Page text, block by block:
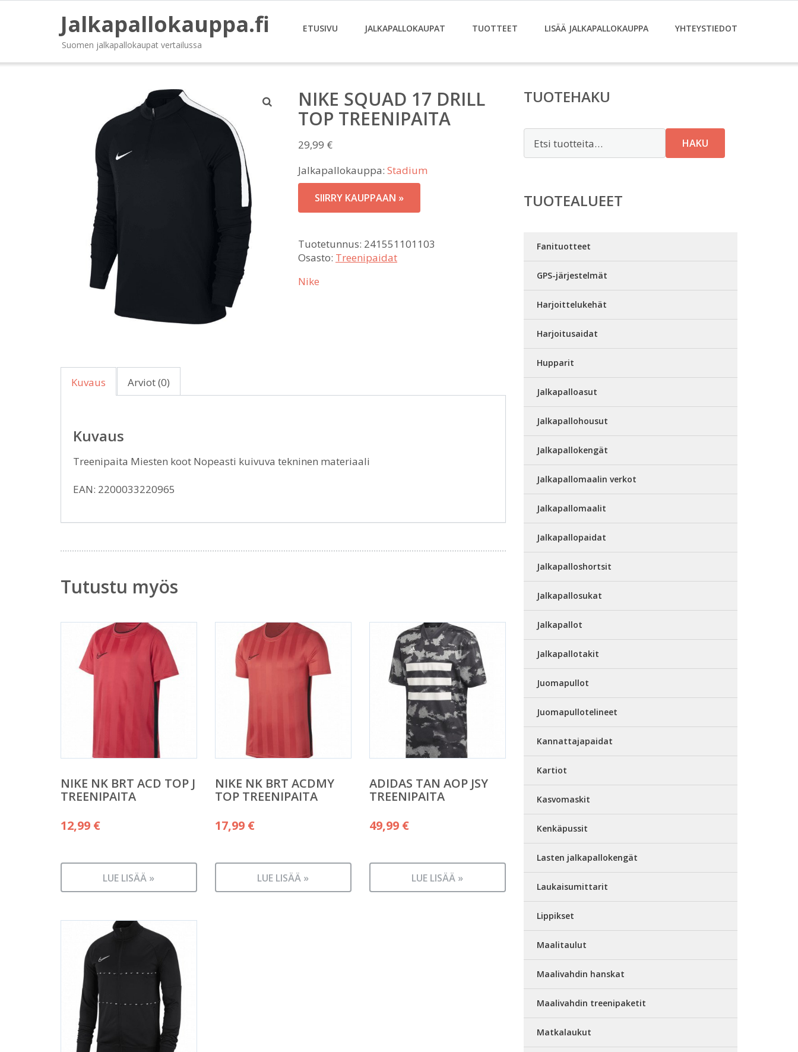
Jalkapallokauppa.fi
Suomen jalkapallokaupat vertailussa
ETUSIVU JALKAPALLOKAUPAT TUOTTEET LISÄÄ JALKAPALLOKAUPPA YHTEYSTIEDOT
NIKE SQUAD 17 DRILL
TOP TREENIPAITA
29,99 €
Jalkapallokauppa: Stadium
SIIRRY KAUPPAAN »
Tuotetunnus: 241551101103
Osasto: Treenipaidat
Nike
Kuvaus Arviot (0)
Kuvaus
Treenipaita Miesten koot Nopeasti kuivuva tekninen materiaali
EAN: 2200033220965
Tutustu myös
NIKE NK BRT ACD TOP J
TREENIPAITA
12,99 €
LUE LISÄÄ »
NIKE NK BRT ACDMY
TOP TREENIPAITA
17,99 €
LUE LISÄÄ »
ADIDAS TAN AOP JSY
TREENIPAITA
49,99 €
LUE LISÄÄ »
TUOTEHAKU
HAKU
TUOTEALUEET
Fanituotteet
GPS-järjestelmät
Harjoittelukehät
Harjoitusaidat
Hupparit
Jalkapalloasut
Jalkapallohousut
Jalkapallokengät
Jalkapallomaalin verkot
Jalkapallomaalit
Jalkapallopaidat
Jalkapalloshortsit
Jalkapallosukat
Jalkapallot
Jalkapallotakit
Juomapullot
Juomapullotelineet
Kannattajapaidat
Kartiot
Kasvomaskit
Kenkäpussit
Lasten jalkapallokengät
Laukaisumittarit
Lippikset
Maalitaulut
Maalivahdin hanskat
Maalivahdin treenipaketit
Matkalaukut